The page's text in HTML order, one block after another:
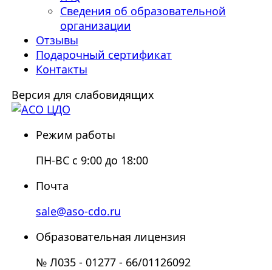
Сведения об образовательной
организации
Отзывы
Подарочный сертификат
Контакты
Версия для слабовидящих
Режим работы
ПН-ВС с 9:00 до 18:00
Почта
sale@aso-cdo.ru
Образовательная лицензия
№ Л035 - 01277 - 66/01126092